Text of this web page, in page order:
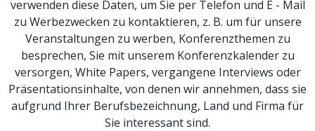
verwenden diese Daten, um Sie per Telefon und E - Mail
zu Werbezwecken zu kontaktieren, z. B. um für unsere
Veranstaltungen zu werben, Konferenzthemen zu
besprechen, Sie mit unserem Konferenzkalender zu
versorgen, White Papers, vergangene Interviews oder
Präsentationsinhalte, von denen wir annehmen, dass sie
aufgrund Ihrer Berufsbezeichnung, Land und Firma für
Sie interessant sind.